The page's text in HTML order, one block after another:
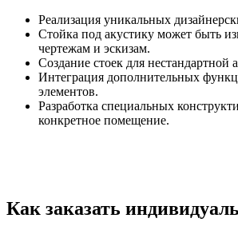
Реализация уникальных
Стойка под акустику может быть
чертежам и эскизам.
Создание стоек для нестандартной
Интеграция дополнительных
элементов.
Разработка специальных
конкретное помещение.
Как заказать